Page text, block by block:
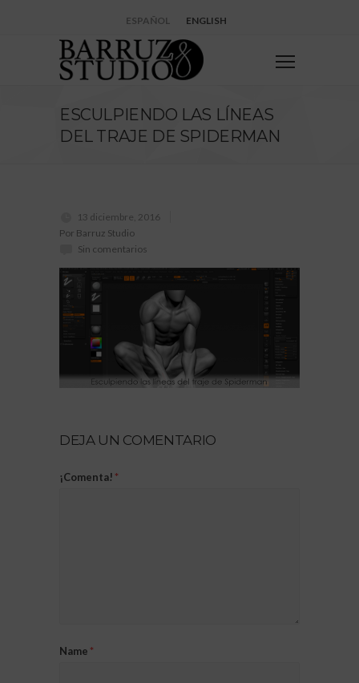
ESPAÑOL ENGLISH
ESCULPIENDO LAS LÍNEAS
DEL TRAJE DE SPIDERMAN
13 diciembre, 2016
Por Barruz Studio
Sin comentarios
DEJA UN COMENTARIO
¡Comenta! *
Name *